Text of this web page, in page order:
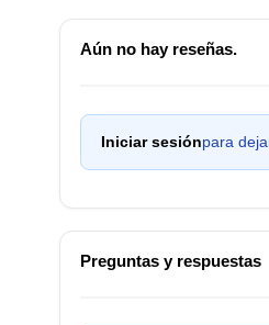
Aún no hay reseñas.
Iniciar sesiónpara
Preguntas y respuestas